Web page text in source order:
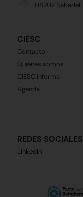
08202 Sabadell
CIESC
Contacto
Quiénes somos
CIESC Informa
Agenda
REDES SOCIALES
Linkedin